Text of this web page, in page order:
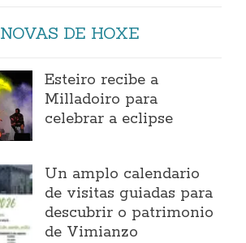
NOVAS DE HOXE
Esteiro recibe a
Milladoiro para
celebrar a eclipse
Un amplo calendario
de visitas guiadas para
descubrir o patrimonio
de Vimianzo